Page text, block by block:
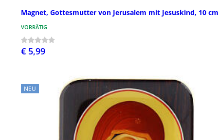
Magnet, Gottesmutter von Jerusalem mit Jesuskind, 10 cm
VORRÄTIG
€ 5,99
NEU